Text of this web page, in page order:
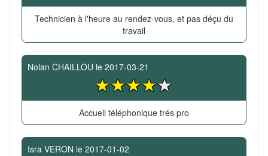
Technicien à l'heure au rendez-vous, et pas déçu du
travail
Nolan CHAILLOU le 2017-03-21
Accueil téléphonique trés pro
Isra VERON le 2017-01-02